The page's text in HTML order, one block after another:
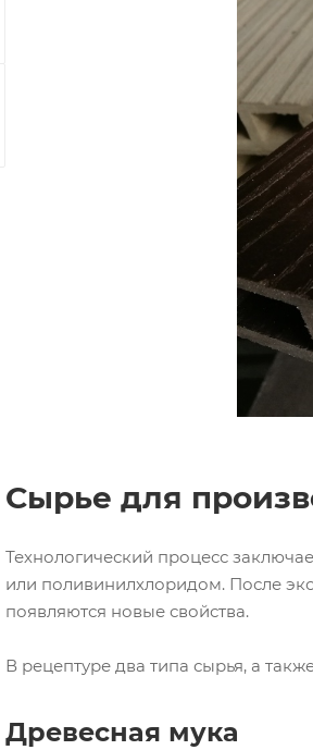
Сырье для
Технологический процесс
или поливинилхлоридом. После
появляются новые свойства.
В рецептуре два типа сырья, а
Древесная мука